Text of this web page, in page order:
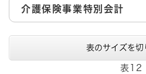
介護保険事業特別会計
表のサイズを切
表12